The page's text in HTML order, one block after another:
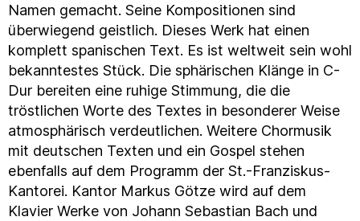
Namen gemacht. Seine Kompositionen sind
überwiegend geistlich. Dieses Werk hat einen
komplett spanischen Text. Es ist weltweit sein wohl
bekanntestes Stück. Die sphärischen Klänge in C-
Dur bereiten eine ruhige Stimmung, die die
tröstlichen Worte des Textes in besonderer Weise
atmosphärisch verdeutlichen. Weitere Chormusik
mit deutschen Texten und ein Gospel stehen
ebenfalls auf dem Programm der St.-Franziskus-
Kantorei. Kantor Markus Götze wird auf dem
Klavier Werke von Johann Sebastian Bach und